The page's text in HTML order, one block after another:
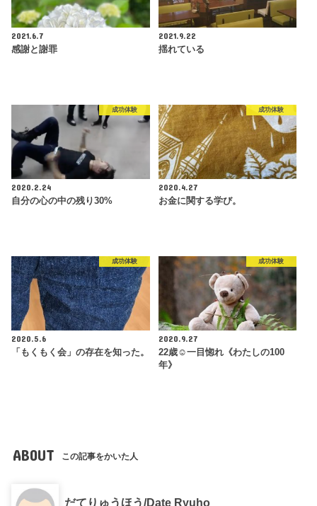
2021.6.7
感謝と謝罪
2021.9.22
揺れている
成功体験
2020.2.24
自分の心の中の残り30%
成功体験
2020.4.27
お金に関する学び。
成功体験
2020.5.6
「もくもく会」の存在を知った。
成功体験
2020.9.27
22歳☺︎一目惚れ《わたしの100
年》
ABOUT この記事をかいた人
だてりゅうほう/Date Ryuho